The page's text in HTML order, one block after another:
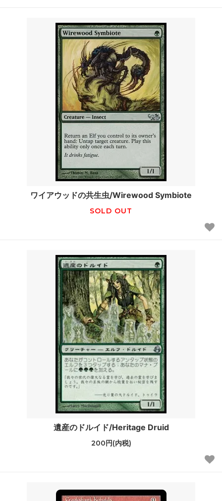
ワイアウッドの共生虫/Wirewood Symbiote
SOLD OUT
遺産のドルイド/Heritage Druid
200円(内税)